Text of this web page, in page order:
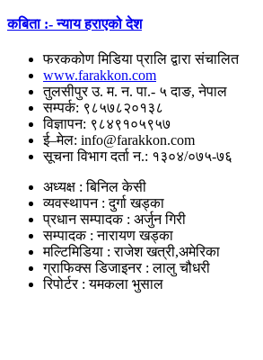
कबिता :- न्याय हराएको देश
फरककोण मिडिया प्रालि द्वारा संचालित
www.farakkon.com
तुलसीपुर उ. म. न. पा.- ५ दाङ, नेपाल
सम्पर्क: ९८५७८२०१३८
विज्ञापन: ९८४९१०५९५७
ई–मेल: info@farakkon.com
सूचना विभाग दर्ता न.: १३०४/०७५-७६
अध्यक्ष : बिनिल केसी
व्यवस्थापन : दुर्गा खड्का
प्रधान सम्पादक : अर्जुन गिरी
सम्पादक : नारायण खड्का
मल्टिमिडिया : राजेश खत्री,अमेरिका
ग्राफिक्स डिजाइनर : लालु चौधरी
रिपोर्टर : यमकला भुसाल